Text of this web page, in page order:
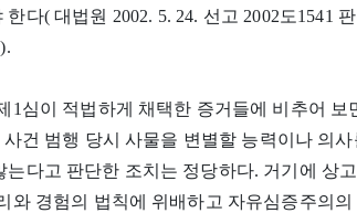
다( 대법원 2002. 5. 24. 선고 2002도1541
1심이 적법하게 채택한 증거들에 비추어 보
건 범행 당시 사물을 변별할 능력이나 의사
다고 판단한 조치는 정당하다. 거기에 상
와 경험의 법칙에 위배하고 자유심증주의